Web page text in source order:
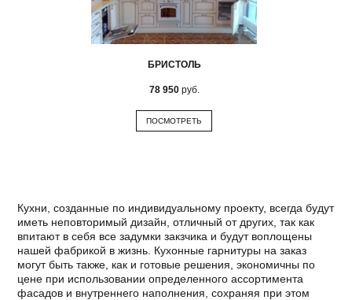
БРИСТОЛЬ
78 950руб.
ПОСМОТРЕТЬ
Кухни, созданные по индивидуальному проекту, всегда будут
иметь неповторимый дизайн, отличный от других, так как
впитают в себя все задумки закзчика и будут воплощены
нашей фабрикой в жизнь. Кухонные гарнитуры на заказ
могут быть также, как и готовые решения, экономичны по
цене при использовании определенного ассортимента
фасадов и внутреннего наполнения, сохраняя при этом